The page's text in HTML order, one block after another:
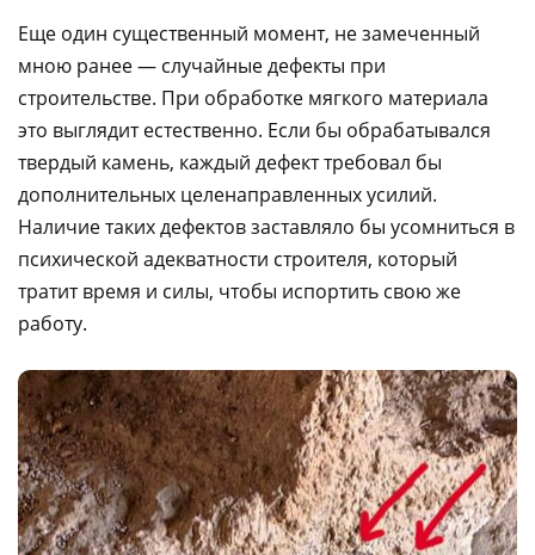
Еще один существенный момент, не замеченный
мною ранее — случайные дефекты при
строительстве. При обработке мягкого материала
это выглядит естественно. Если бы обрабатывался
твердый камень, каждый дефект требовал бы
дополнительных целенаправленных усилий.
Наличие таких дефектов заставляло бы усомниться в
психической адекватности строителя, который
тратит время и силы, чтобы испортить свою же
работу.